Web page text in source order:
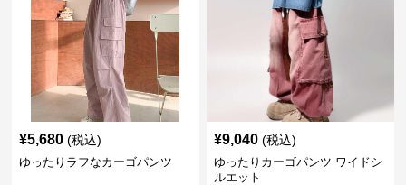
¥5,680 (税込)
ゆったりラフなカーゴパンツ
¥9,040 (税込)
ゆったりカーゴパンツ ワイドシ
ルエット